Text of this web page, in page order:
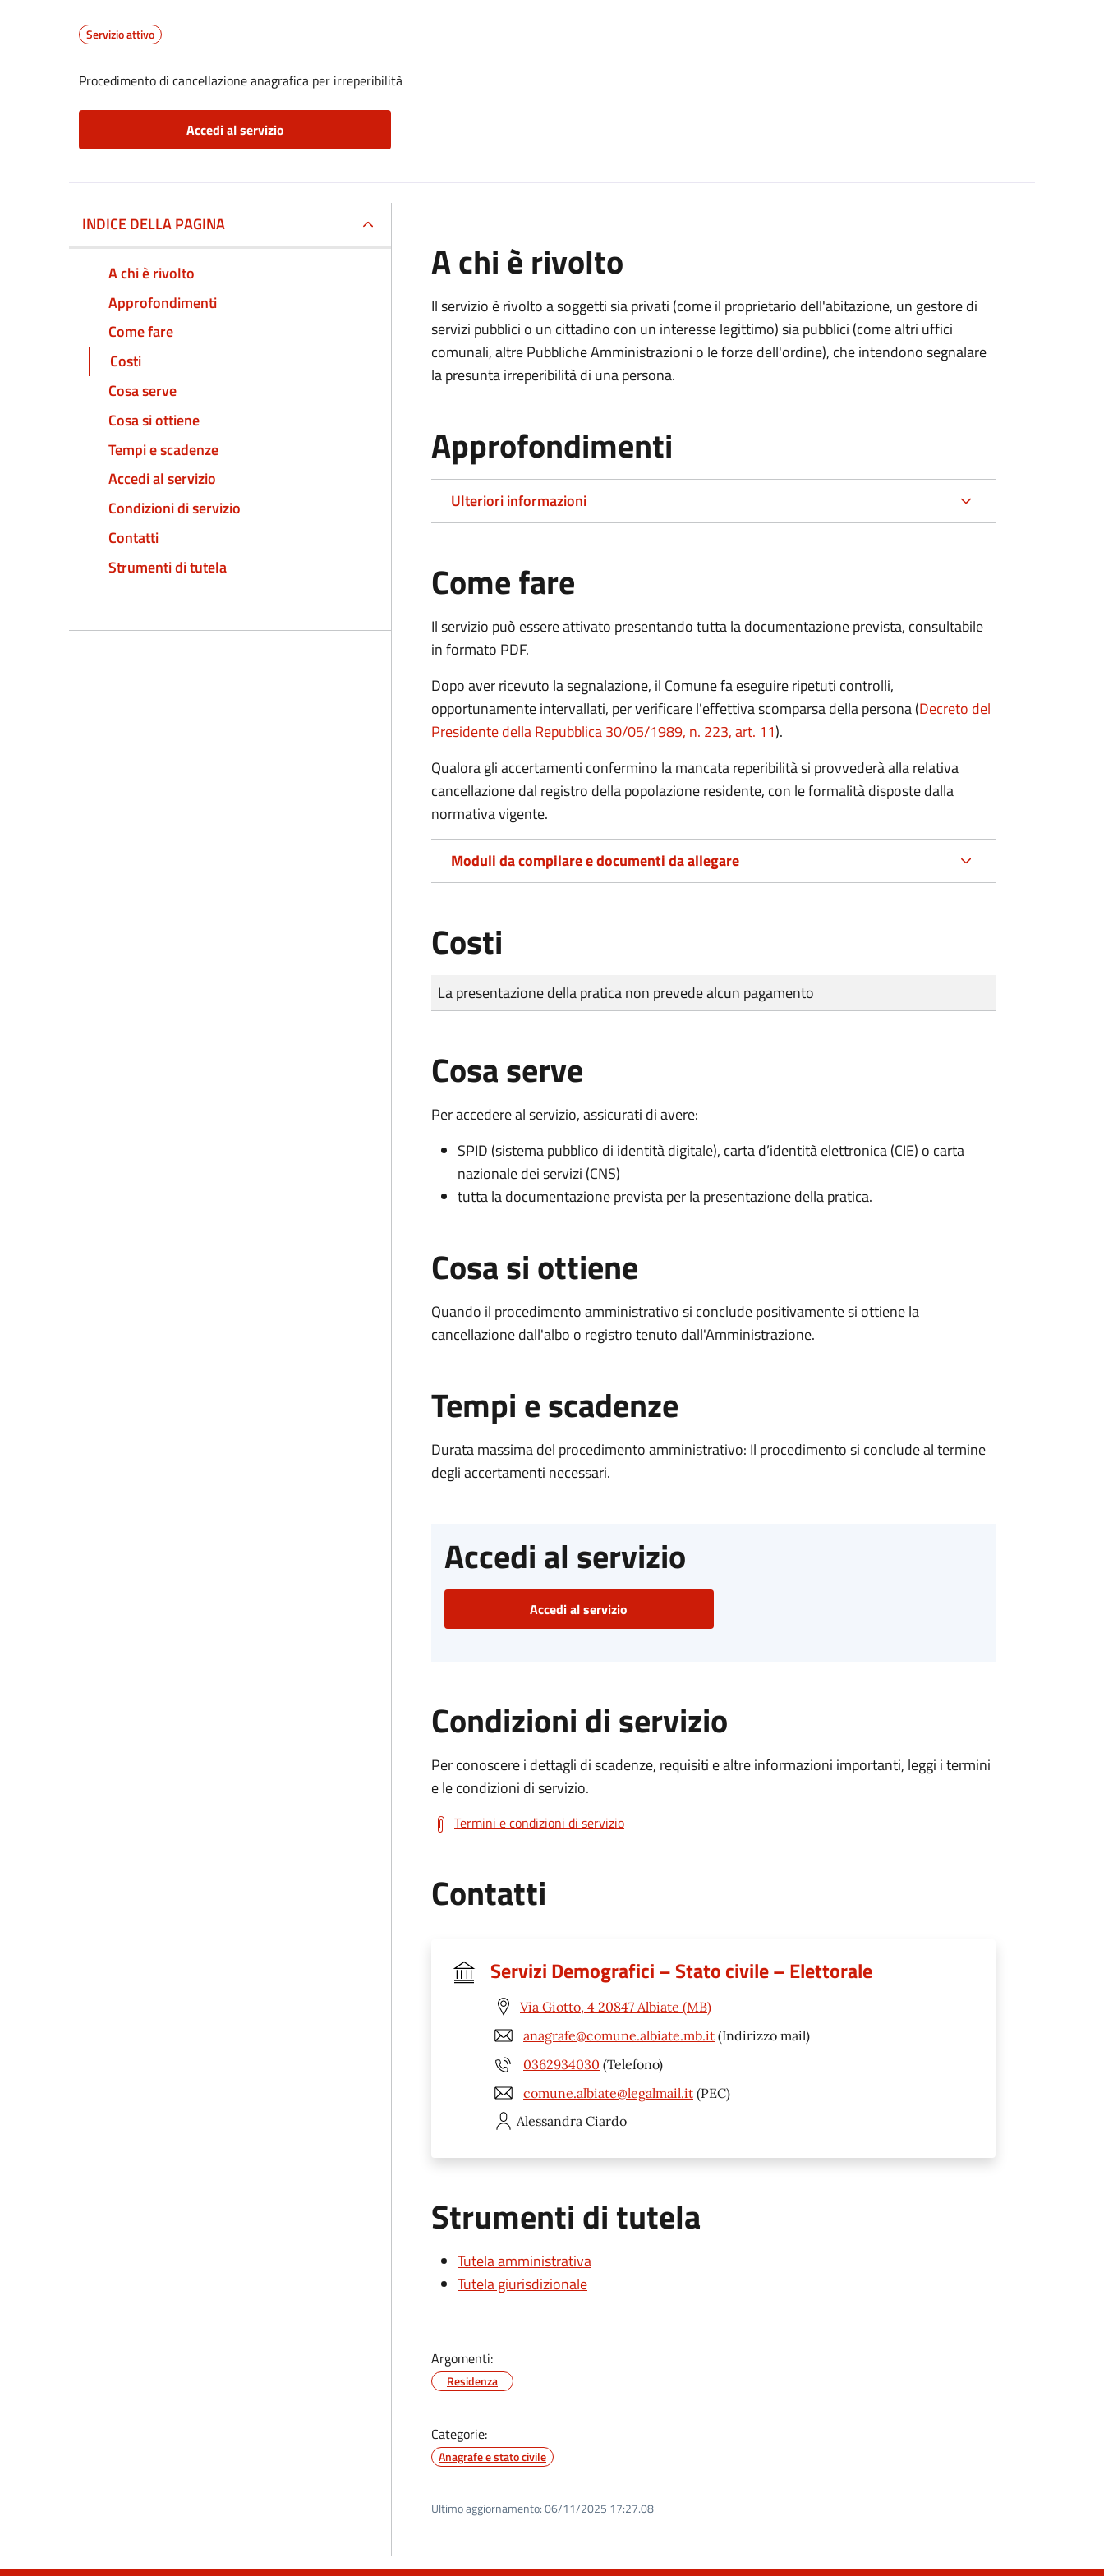
Servizio attivo
Procedimento di cancellazione anagrafica per irreperibilità
Accedi al servizio
INDICE DELLA PAGINA
A chi è rivolto
Approfondimenti
Come fare
Costi
Cosa serve
Cosa si ottiene
Tempi e scadenze
Accedi al servizio
Condizioni di servizio
Contatti
Strumenti di tutela
A chi è rivolto
Il servizio è rivolto a soggetti sia privati (come il proprietario dell'abitazione, un gestore di
servizi pubblici o un cittadino con un interesse legittimo) sia pubblici (come altri uffici
comunali, altre Pubbliche Amministrazioni o le forze dell'ordine), che intendono segnalare
la presunta irreperibilità di una persona.
Approfondimenti
Ulteriori informazioni
Come fare
Il servizio può essere attivato presentando tutta la documentazione prevista, consultabile
in formato PDF.
Dopo aver ricevuto la segnalazione, il Comune fa eseguire ripetuti controlli,
opportunamente intervallati, per verificare l'effettiva scomparsa della persona (Decreto del
Presidente della Repubblica 30/05/1989, n. 223, art. 11).
Qualora gli accertamenti confermino la mancata reperibilità si provvederà alla relativa
cancellazione dal registro della popolazione residente, con le formalità disposte dalla
normativa vigente.
Moduli da compilare e documenti da allegare
Costi
Tipo di pagamento
Importo
La presentazione della pratica non prevede alcun pagamento
Cosa serve
Per accedere al servizio, assicurati di avere:
SPID (sistema pubblico di identità digitale), carta d’identità elettronica (CIE) o carta
nazionale dei servizi (CNS)
tutta la documentazione prevista per la presentazione della pratica.
Cosa si ottiene
Quando il procedimento amministrativo si conclude positivamente si ottiene la
cancellazione dall'albo o registro tenuto dall'Amministrazione.
Tempi e scadenze
Durata massima del procedimento amministrativo: Il procedimento si conclude al termine
degli accertamenti necessari.
Accedi al servizio
Accedi al servizio
Condizioni di servizio
Per conoscere i dettagli di scadenze, requisiti e altre informazioni importanti, leggi i termini
e le condizioni di servizio.
Termini e condizioni di servizio
Contatti
Servizi Demografici – Stato civile – Elettorale
Via Giotto, 4 20847 Albiate (MB)
anagrafe@comune.albiate.mb.it (Indirizzo mail)
0362934030 (Telefono)
comune.albiate@legalmail.it (PEC)
Alessandra Ciardo
Strumenti di tutela
Tutela amministrativa
Tutela giurisdizionale
Argomenti:
Residenza
Categorie:
Anagrafe e stato civile
Ultimo aggiornamento:06/11/2025 17:27.08